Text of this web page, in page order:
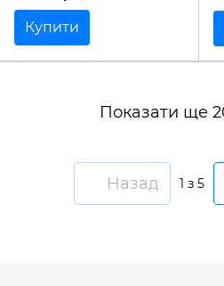
линза, черные
Купити
Показати ще
Назад 1 з 5